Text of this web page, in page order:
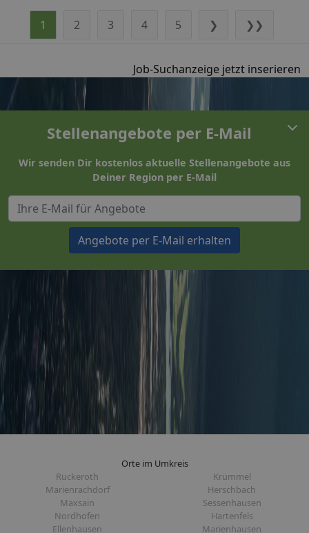
1 2 3 4 5 ❯ ❯❯
Job-Suchanzeige jetzt inserieren
Stellenangebote per E-Mail
Wir senden Dir kostenlos aktuelle Stellenangebote aus
Deiner Region per E-Mail
Angebote per E-Mail erhalten
Orte im Umkreis
Rückeroth
Krümmel
Marienrachdorf
Herschbach
Maxsain
Sessenhausen
Nordhofen
Hartenfels
Ellenhausen
Marienhausen